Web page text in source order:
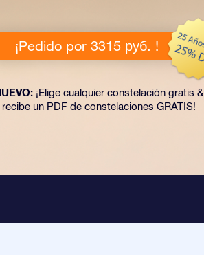
¡Pedido por 3315 руб. !
¡Elige cualquier constelación gratis &
recibe un PDF de constelaciones GRATIS!